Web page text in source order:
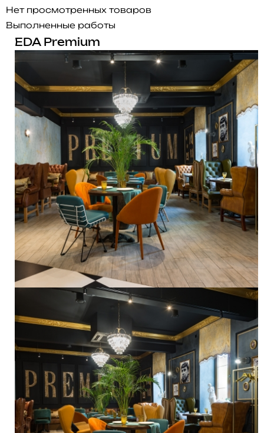
Нет просмотренных товаров
Выполненные работы
EDA Premium